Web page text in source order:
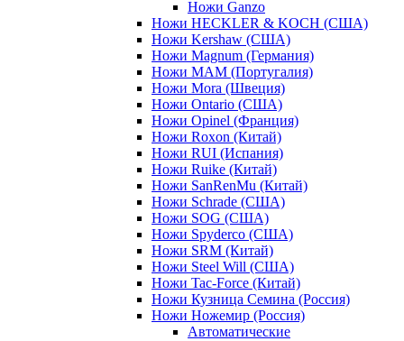
Ножи Ganzo
Ножи HECKLER & KOCH (США)
Ножи Kershaw (США)
Ножи Magnum (Германия)
Ножи MAM (Португалия)
Ножи Mora (Швеция)
Ножи Ontario (США)
Ножи Opinel (Франция)
Ножи Roxon (Китай)
Ножи RUI (Испания)
Ножи Ruike (Китай)
Ножи SanRenMu (Китай)
Ножи Schrade (США)
Ножи SOG (США)
Ножи Spyderco (США)
Ножи SRM (Китай)
Ножи Steel Will (США)
Ножи Tac-Force (Китай)
Ножи Кузница Семина (Россия)
Ножи Ножемир (Россия)
Автоматические